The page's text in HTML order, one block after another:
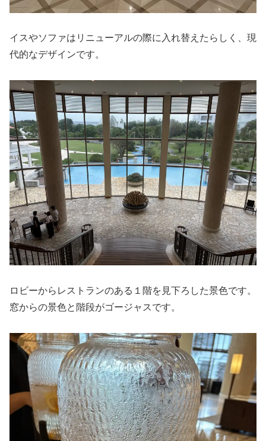
イスやソファはリニューアルの際に入れ替えたらしく、現
代的なデザインです。
ロビーからレストランのある１階を見下ろした景色です。
窓からの景色と階段がゴージャスです。